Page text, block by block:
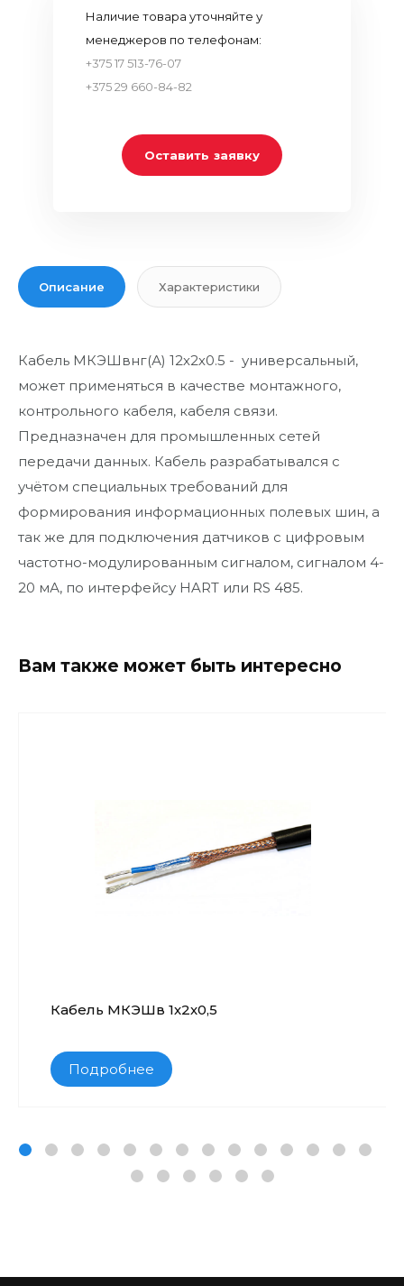
Наличие товара уточняйте у
менеджеров по телефонам:
+375 17 513-76-07
+375 29 660-84-82
Оставить заявку
Описание Характеристики
Кабель МКЭШвнг(А) 12х2х0.5 - универсальный,
может применяться в качестве монтажного,
контрольного кабеля, кабеля связи.
Предназначен для промышленных сетей
передачи данных. Кабель разрабатывался с
учётом специальных требований для
формирования информационных полевых шин, а
так же для подключения датчиков с цифровым
частотно-модулированным сигналом, сигналом 4-
20 мА, по интерфейсу HART или RS 485.
Вам также может быть интересно
Кабель МКЭШв 1х2х0,5
Подробнее